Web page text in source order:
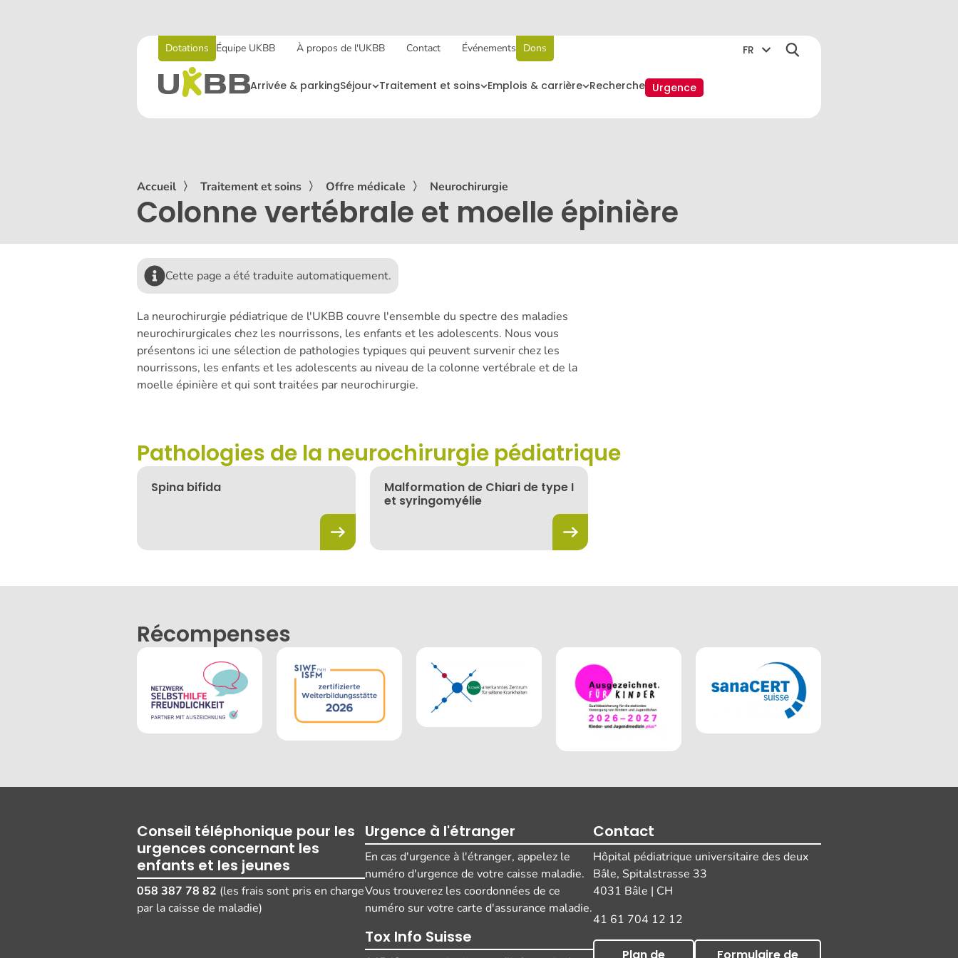
Dotations Équipe UKBB À propos de l'UKBB Contact Événements Dons FR
Arrivée & parkingSéjour Traitement et soins Emplois & carrière Recherche Urgence
Accueil 〉 Traitement et soins 〉 Offre médicale 〉 Neurochirurgie
Colonne vertébrale et moelle épinière
Cette page a été traduite automatiquement.
La neurochirurgie pédiatrique de l'UKBB couvre l'ensemble du spectre des maladies
neurochirurgicales chez les nourrissons, les enfants et les adolescents. Nous vous
présentons ici une sélection de pathologies typiques qui peuvent survenir chez les
nourrissons, les enfants et les adolescents au niveau de la colonne vertébrale et de la
moelle épinière et qui sont traitées par neurochirurgie.
Pathologies de la neurochirurgie pédiatrique
Spina bifida
Malformation de Chiari de type I
et syringomyélie
Récompenses
Conseil téléphonique pour les
urgences concernant les
enfants et les jeunes
058 387 78 82 (les frais sont pris en charge
par la caisse de maladie)
Urgence à l'étranger
En cas d'urgence à l'étranger, appelez le
numéro d'urgence de votre caisse maladie.
Vous trouverez les coordonnées de ce
numéro sur votre carte d'assurance maladie.
Tox Info Suisse
Contact
Hôpital pédiatrique universitaire des deux
Bâle, Spitalstrasse 33
4031 Bâle | CH
41 61 704 12 12
Plan de Formulaire de